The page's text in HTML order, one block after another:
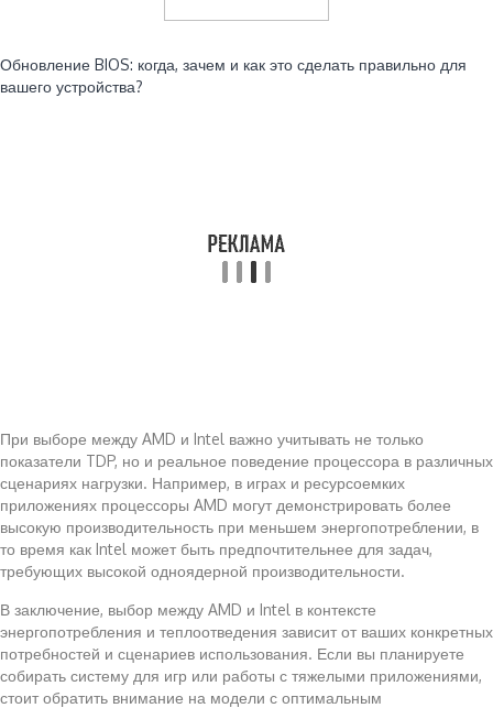
Обновление BIOS: когда, зачем и как это сделать правильно для
вашего устройства?
При выборе между AMD и Intel важно учитывать не только
показатели TDP, но и реальное поведение процессора в различных
сценариях нагрузки. Например, в играх и ресурсоемких
приложениях процессоры AMD могут демонстрировать более
высокую производительность при меньшем энергопотреблении, в
то время как Intel может быть предпочтительнее для задач,
требующих высокой одноядерной производительности.
В заключение, выбор между AMD и Intel в контексте
энергопотребления и теплоотведения зависит от ваших конкретных
потребностей и сценариев использования. Если вы планируете
собирать систему для игр или работы с тяжелыми приложениями,
стоит обратить внимание на модели с оптимальным